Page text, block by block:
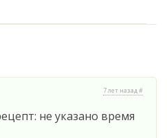
7 лет назад #
не указано время